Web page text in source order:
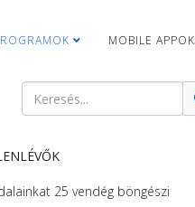
MOBILE APPOK
Keresés
25 vendég böngészi